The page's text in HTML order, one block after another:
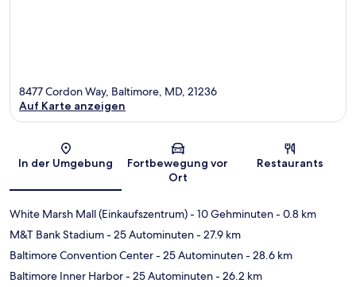
Karte
8477 Cordon Way, Baltimore, MD, 21236
Auf Karte anzeigen
In der Umgebung
Fortbewegung vor
Ort
Restaurants
White Marsh Mall (Einkaufszentrum)- 10 Gehminuten- 0.8 km
M&T Bank Stadium- 25 Autominuten- 27.9 km
Baltimore Convention Center- 25 Autominuten- 28.6 km
Baltimore Inner Harbor- 25 Autominuten- 26.2 km